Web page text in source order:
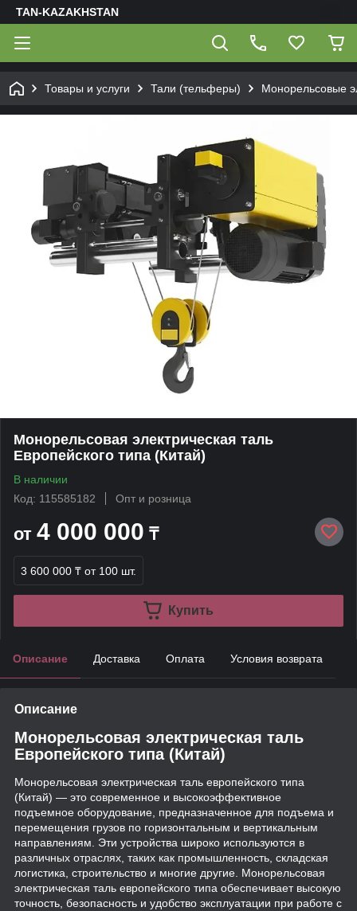
TAN-KAZAKHSTAN
Товары и услуги Тали (тельферы) Монорельсовые
Монорельсовая электрическая таль
Европейского типа (Китай)
В наличии
Код: 115585182
Опт и розница
от 4 000 000 ₸
3 600 000 ₸ от 100 шт.
Купить
Описание Доставка Оплата Условия возврата
Описание
Монорельсовая электрическая таль
Европейского типа (Китай)
Монорельсовая электрическая таль европейского типа
(Китай) — это современное и высокоэффективное
подъемное оборудование, предназначенное для подъема и
перемещения грузов по горизонтальным и вертикальным
направлениям. Эти устройства широко используются в
различных отраслях, таких как промышленность, складская
логистика, строительство и многие другие. Монорельсовая
электрическая таль европейского типа обеспечивает высокую
точность, безопасность и удобство эксплуатации при работе с